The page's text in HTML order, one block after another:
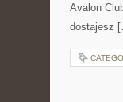
Avalon
dostajesz